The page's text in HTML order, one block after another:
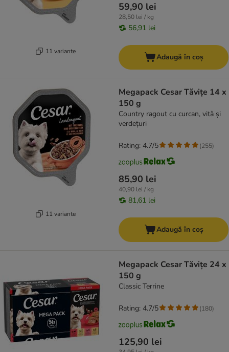
11 variante
59,90 lei
28,50 lei / kg
56,91 lei
Adaugă în coș
11 variante
Megapack Cesar Tăvițe 14 x
150 g
Country ragout cu curcan, vită și
verdețuri
85,90 lei
40,90 lei / kg
81,61 lei
Rating: 4.7/5 (255)
Adaugă în coș
Megapack Cesar Tăvițe 24 x
150 g
Classic Terrine
125,90 lei
Rating: 4.7/5 (180)